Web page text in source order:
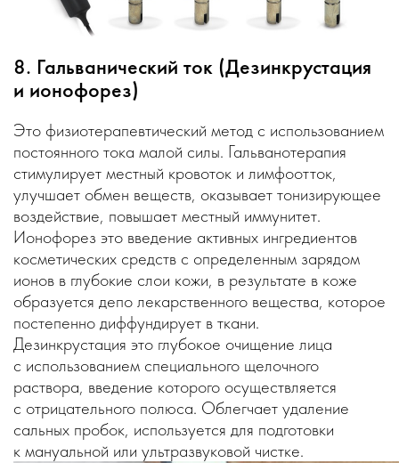
8. Гальванический ток (Дезинкрустация
и ионофорез)
Это физиотерапевтический метод с использованием
постоянного тока малой силы. Гальванотерапия
стимулирует местный кровоток и лимфоотток,
улучшает обмен веществ, оказывает тонизирующее
воздействие, повышает местный иммунитет.
Ионофорез это введение активных ингредиентов
косметических средств с определенным зарядом
ионов в глубокие слои кожи, в результате в коже
образуется депо лекарственного вещества, которое
постепенно диффундирует в ткани.
Дезинкрустация это глубокое очищение лица
с использованием специального щелочного
раствора, введение которого осуществляется
с отрицательного полюса. Облегчает удаление
сальных пробок, используется для подготовки
к мануальной или ультразвуковой чистке.